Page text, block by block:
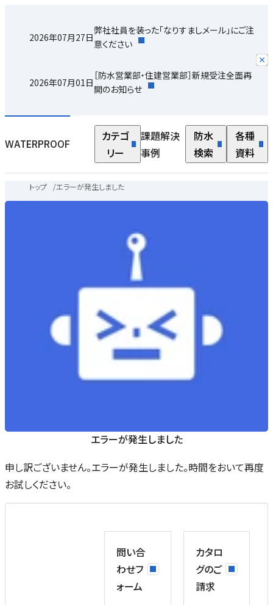
2026年07月27日
弊社社員を装った「なりすましメール」にご注
意ください
2026年07月01日
［防水営業部・住建営業部］新規受注全面再
開のお知らせ
WATERPROOF
カテゴ
リー
課題解決
事例
防水
検索
各種
資料
トップ /エラーが発生しました
エラーが発生しました
申し訳ございません。エラーが発生しました。時間をおいて再度
お試しください。
問い合
わせフ
ォーム
カタロ
グのご
請求